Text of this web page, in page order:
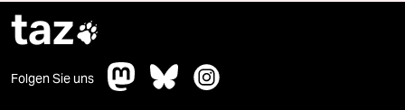
taz
Folgen Sie uns